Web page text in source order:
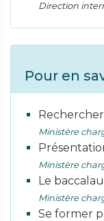
Direction
Pour en
Ministère
Ministère
Le
Ministère
Se former